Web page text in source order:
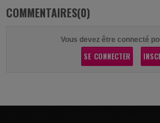
COMMENTAIRES(0)
Vous devez être connecté
SE CONNECTER